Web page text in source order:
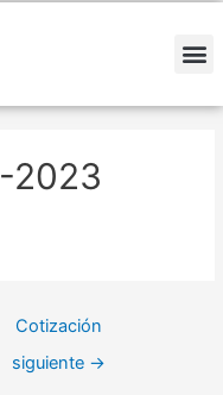
2023
Cotización
siguiente →